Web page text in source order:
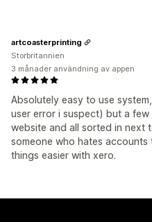
Absolutely easy to use
user error i suspect) but a
website and all sorted in next
someone who hates
things easier with xero.
artcoasterprinting
Storbritannien
3 månader användning av appen